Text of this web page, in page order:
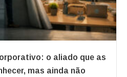
o aliado que as
mas ainda não